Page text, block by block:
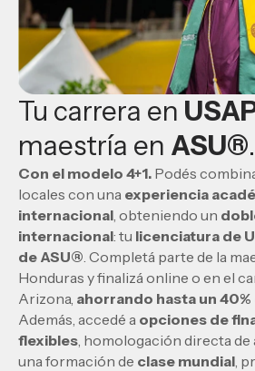
Tu carrera en
maestría en ASU®.
Con el modelo 4+1. Podés
locales con una experiencia
internacional , obteniendo un
internacional: tu licenciatura de
de ASU® . Completá parte de la
Honduras y finalizá online o en el
Arizona, ahorrando hasta un 40%
Además, accedé a opciones de
flexibles , homologación directa
una formación de clase mundial ,